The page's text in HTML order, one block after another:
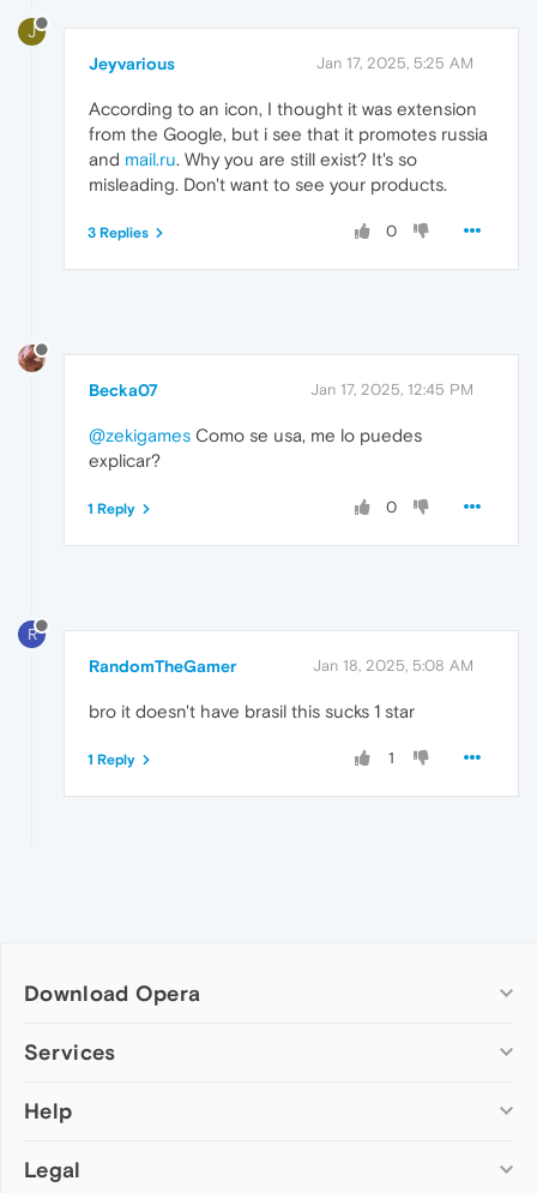
J
Jeyvarious Jan 17, 2025, 5:25 AM
According to an icon, I thought it was extension
from the Google, but i see that it promotes russia
and mail.ru. Why you are still exist? It's so
misleading. Don't want to see your products.
0
3 Replies
Becka07 Jan 17, 2025, 12:45 PM
@zekigames Como se usa, me lo puedes
explicar?
0
1 Reply
R
RandomTheGamer Jan 18, 2025, 5:08 AM
bro it doesn't have brasil this sucks 1 star
1
1 Reply
Download Opera
Computer browsers
Opera for Mac
Opera beta version
Services
Add-ons
Wallpapers
Help
Help & support
Legal